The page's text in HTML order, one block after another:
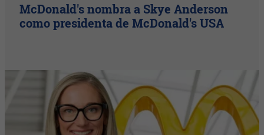
McDonald's nombra a Skye Anderson
como presidenta de McDonald's USA